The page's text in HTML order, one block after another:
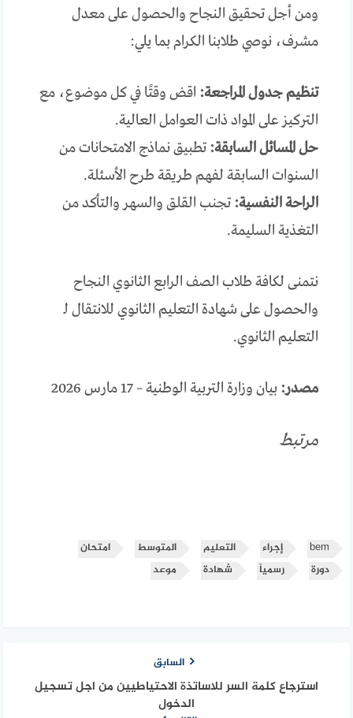
ومن أجل تحقيق النجاح والحصول على معدل
مشرف، نوصي طلابنا الكرام بما يلي:
تنظيم جدول المراجعة: اقض وقتًا في كل موضوع، مع
التركيز على المواد ذات العوامل العالية.
حل المسائل السابقة: تطبيق نماذج الامتحانات من
السنوات السابقة لفهم طريقة طرح الأسئلة.
الراحة النفسية: تجنب القلق والسهر والتأكد من
التغذية السليمة.
نتمنى لكافة طلاب الصف الرابع الثانوي النجاح
والحصول على شهادة التعليم الثانوي للانتقال لـ
التعليم الثانوي.
مصدر: بيان وزارة التربية الوطنية – 17 مارس 2026
مرتبط
bem إجراء التعليم المتوسط
امتحان
دورة
رسمياً شهادة موعد
السابق
استرجاع كلمة السر للاساتذة الاحتياطيين من اجل تسجيل
الدخول